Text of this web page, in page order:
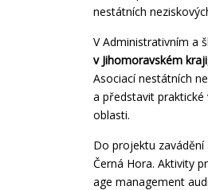
nestátních
V Administrativním a
v Jihomoravském kraji
Asociací nestátních
a představit
oblasti.
Do projektu
Černá Hora. Aktivity
age management